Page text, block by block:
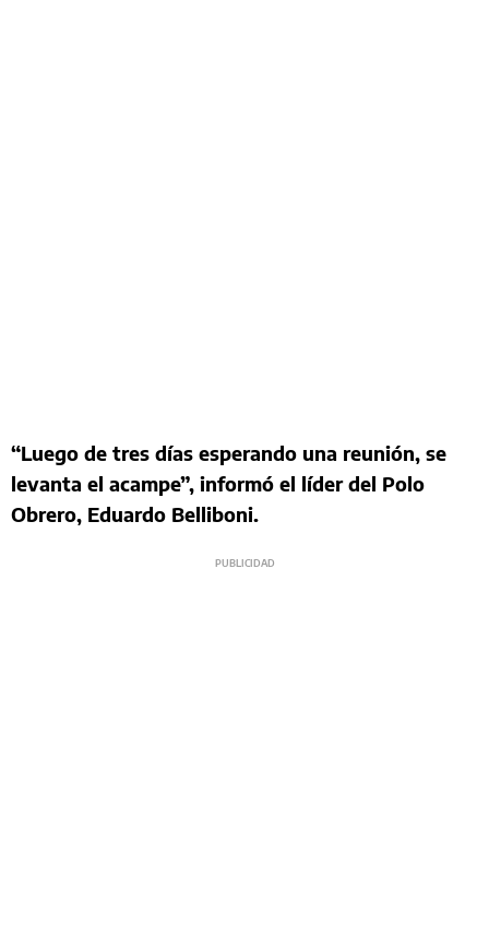
“Luego de tres días esperando una reunión, se
levanta el acampe”, informó el líder del Polo
Obrero, Eduardo Belliboni.